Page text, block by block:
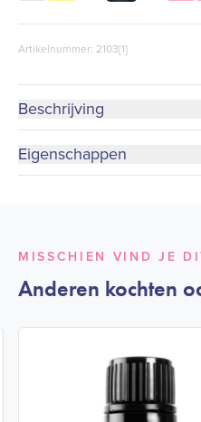
Artikelnummer: 2103[1]
Beschrijving
Eigenschappen
MISSCHIEN VIND JE
Anderen kochten